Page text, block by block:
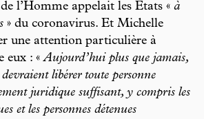
l’Homme appelait les États « à
» du coronavirus. Et Michelle
une attention particulière à
eux : «Aujourd’hui plus que jamais,
libérer toute personne
juridique suffisant, y compris les
et les personnes détenues